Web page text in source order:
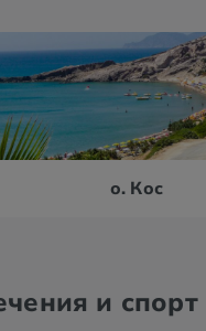
о. Кос
и спорт